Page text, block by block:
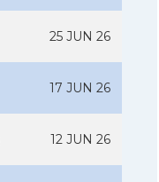
25 JUN 26
17 JUN 26
12 JUN 26